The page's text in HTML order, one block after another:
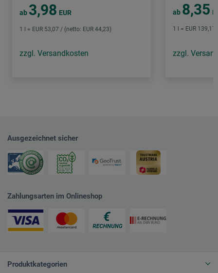
ab 3,98 EUR
1 l = EUR 53,07 / (netto: EUR 44,23)
zzgl. Versandkosten
ab 8,35
1 l = EUR
zzgl.
Ausgezeichnet sicher
Zahlungsarten im Onlineshop
Produktkategorien